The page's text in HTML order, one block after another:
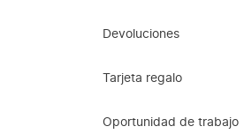
Devoluciones
Tarjeta regalo
Oportunidad de trabajo